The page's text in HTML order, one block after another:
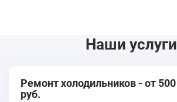
Наши услуги
Ремонт холодильников - от 500
руб.